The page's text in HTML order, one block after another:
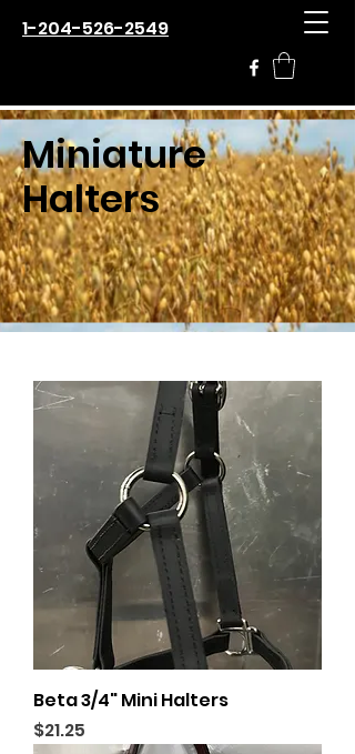
1-204-526-2549
Miniature
Halters
Beta 3/4" Mini Halters
Price
$21.25